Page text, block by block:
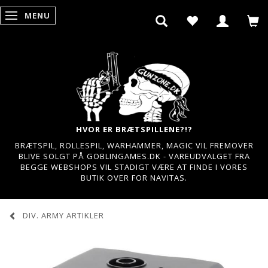
SKIFTE NAVIGATION
MENU
HVOR ER BRÆTSPILLENE?!?
BRÆTSPIL, ROLLESPIL, WARHAMMER, MAGIC VIL FREMOVER
BLIVE SOLGT PÅ GOBLINGAMES.DK - VAREUDVALGET FRA
BEGGE WEBSHOPS VIL STADIGT VÆRE AT FINDE I VORES
BUTIK OVER FOR NAVITAS.
DIV. ARMY ARTIKLER